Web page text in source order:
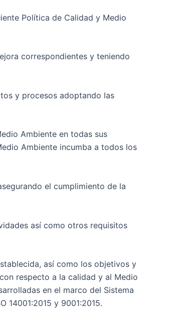
Política de Calidad y Medio
correspondientes y teniendo
y procesos adoptando las
Ambiente en todas sus
Ambiente incumba a todos los
el cumplimiento de la
así como otros requisitos
así como los objetivos y
respecto a la calidad y al Medio
en el marco del Sistema
14001:2015 y 9001:2015.